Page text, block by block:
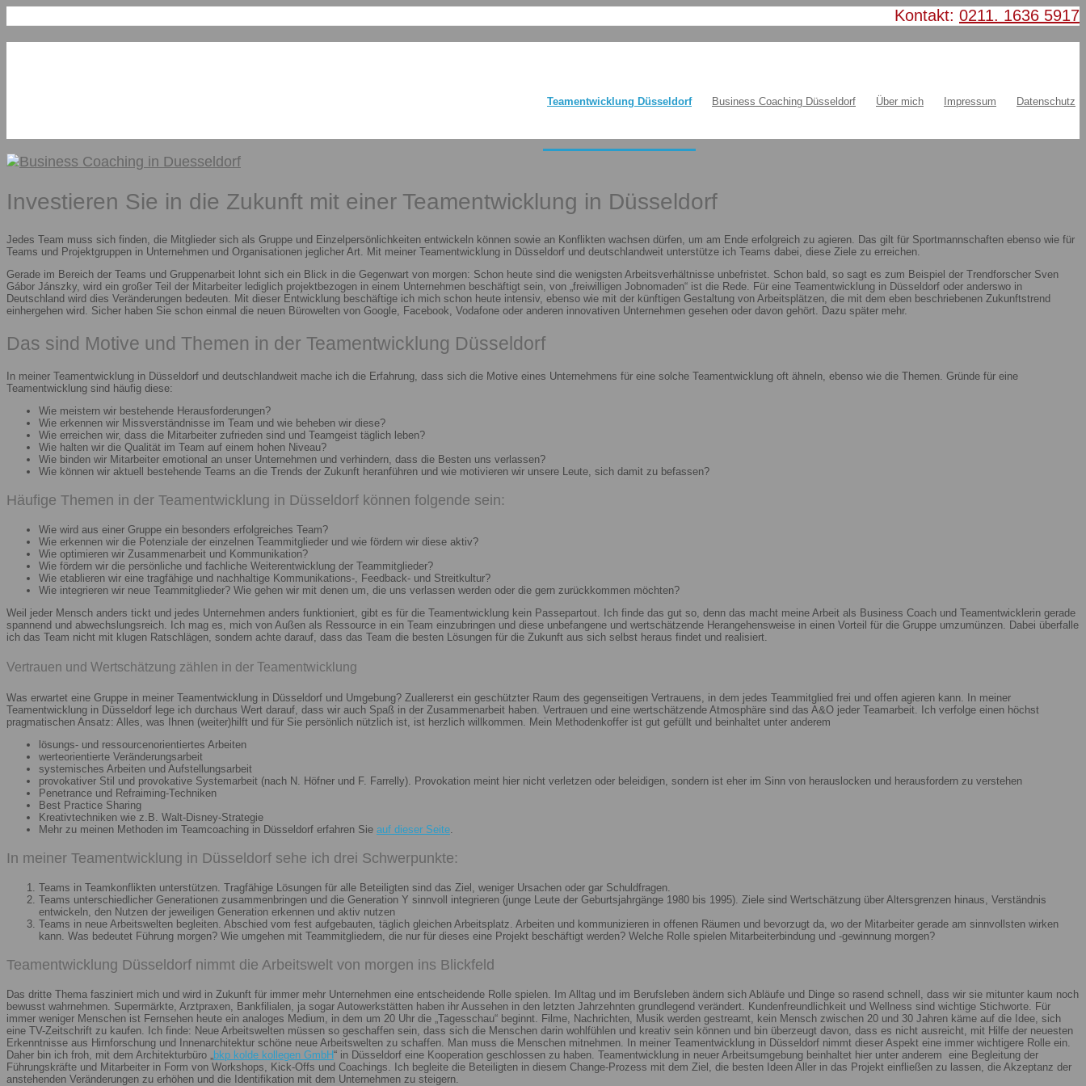
Kontakt: 0211. 1636 5917
Teamentwicklung Düsseldorf Business Coaching Düsseldorf Über mich Impressum Datenschutz
Investieren Sie in die Zukunft mit einer Teamentwicklung in Düsseldorf
Jedes Team muss sich finden, die Mitglieder sich als Gruppe und Einzelpersönlichkeiten entwickeln können sowie an Konflikten wachsen dürfen, um am Ende erfolgreich zu agieren. Das gilt für Sportmannschaften ebenso wie für
Teams und Projektgruppen in Unternehmen und Organisationen jeglicher Art. Mit meiner Teamentwicklung in Düsseldorf und deutschlandweit unterstütze ich Teams dabei, diese Ziele zu erreichen.
Gerade im Bereich der Teams und Gruppenarbeit lohnt sich ein Blick in die Gegenwart von morgen: Schon heute sind die wenigsten Arbeitsverhältnisse unbefristet. Schon bald, so sagt es zum Beispiel der Trendforscher Sven
Gábor Jánszky, wird ein großer Teil der Mitarbeiter lediglich projektbezogen in einem Unternehmen beschäftigt sein, von „freiwilligen Jobnomaden“ ist die Rede. Für eine Teamentwicklung in Düsseldorf oder anderswo in
Deutschland wird dies Veränderungen bedeuten. Mit dieser Entwicklung beschäftige ich mich schon heute intensiv, ebenso wie mit der künftigen Gestaltung von Arbeitsplätzen, die mit dem eben beschriebenen Zukunftstrend
einhergehen wird. Sicher haben Sie schon einmal die neuen Bürowelten von Google, Facebook, Vodafone oder anderen innovativen Unternehmen gesehen oder davon gehört. Dazu später mehr.
Das sind Motive und Themen in der Teamentwicklung Düsseldorf
In meiner Teamentwicklung in Düsseldorf und deutschlandweit mache ich die Erfahrung, dass sich die Motive eines Unternehmens für eine solche Teamentwicklung oft ähneln, ebenso wie die Themen. Gründe für eine
Teamentwicklung sind häufig diese:
Wie meistern wir bestehende Herausforderungen?
Wie erkennen wir Missverständnisse im Team und wie beheben wir diese?
Wie erreichen wir, dass die Mitarbeiter zufrieden sind und Teamgeist täglich leben?
Wie halten wir die Qualität im Team auf einem hohen Niveau?
Wie binden wir Mitarbeiter emotional an unser Unternehmen und verhindern, dass die Besten uns verlassen?
Wie können wir aktuell bestehende Teams an die Trends der Zukunft heranführen und wie motivieren wir unsere Leute, sich damit zu befassen?
Häufige Themen in der Teamentwicklung in Düsseldorf können folgende sein:
Wie wird aus einer Gruppe ein besonders erfolgreiches Team?
Wie erkennen wir die Potenziale der einzelnen Teammitglieder und wie fördern wir diese aktiv?
Wie optimieren wir Zusammenarbeit und Kommunikation?
Wie fördern wir die persönliche und fachliche Weiterentwicklung der Teammitglieder?
Wie etablieren wir eine tragfähige und nachhaltige Kommunikations-, Feedback- und Streitkultur?
Wie integrieren wir neue Teammitglieder? Wie gehen wir mit denen um, die uns verlassen werden oder die gern zurückkommen möchten?
Weil jeder Mensch anders tickt und jedes Unternehmen anders funktioniert, gibt es für die Teamentwicklung kein Passepartout. Ich finde das gut so, denn das macht meine Arbeit als Business Coach und Teamentwicklerin gerade
spannend und abwechslungsreich. Ich mag es, mich von Außen als Ressource in ein Team einzubringen und diese unbefangene und wertschätzende Herangehensweise in einen Vorteil für die Gruppe umzumünzen. Dabei überfalle
ich das Team nicht mit klugen Ratschlägen, sondern achte darauf, dass das Team die besten Lösungen für die Zukunft aus sich selbst heraus findet und realisiert.
Vertrauen und Wertschätzung zählen in der Teamentwicklung
Was erwartet eine Gruppe in meiner Teamentwicklung in Düsseldorf und Umgebung? Zuallererst ein geschützter Raum des gegenseitigen Vertrauens, in dem jedes Teammitglied frei und offen agieren kann. In meiner
Teamentwicklung in Düsseldorf lege ich durchaus Wert darauf, dass wir auch Spaß in der Zusammenarbeit haben. Vertrauen und eine wertschätzende Atmosphäre sind das A&O jeder Teamarbeit. Ich verfolge einen höchst
pragmatischen Ansatz: Alles, was Ihnen (weiter)hilft und für Sie persönlich nützlich ist, ist herzlich willkommen. Mein Methodenkoffer ist gut gefüllt und beinhaltet unter anderem
lösungs- und ressourcenorientiertes Arbeiten
werteorientierte Veränderungsarbeit
systemisches Arbeiten und Aufstellungsarbeit
provokativer Stil und provokative Systemarbeit (nach N. Höfner und F. Farrelly). Provokation meint hier nicht verletzen oder beleidigen, sondern ist eher im Sinn von herauslocken und herausfordern zu verstehen
Penetrance und Refraiming-Techniken
Best Practice Sharing
Kreativtechniken wie z.B. Walt-Disney-Strategie
Mehr zu meinen Methoden im Teamcoaching in Düsseldorf erfahren Sie auf dieser Seite.
In meiner Teamentwicklung in Düsseldorf sehe ich drei Schwerpunkte:
Teams in Teamkonflikten unterstützen. Tragfähige Lösungen für alle Beteiligten sind das Ziel, weniger Ursachen oder gar Schuldfragen.
Teams unterschiedlicher Generationen zusammenbringen und die Generation Y sinnvoll integrieren (junge Leute der Geburtsjahrgänge 1980 bis 1995). Ziele sind Wertschätzung über Altersgrenzen hinaus, Verständnis
entwickeln, den Nutzen der jeweiligen Generation erkennen und aktiv nutzen
Teams in neue Arbeitswelten begleiten. Abschied vom fest aufgebauten, täglich gleichen Arbeitsplatz. Arbeiten und kommunizieren in offenen Räumen und bevorzugt da, wo der Mitarbeiter gerade am sinnvollsten wirken
kann. Was bedeutet Führung morgen? Wie umgehen mit Teammitgliedern, die nur für dieses eine Projekt beschäftigt werden? Welche Rolle spielen Mitarbeiterbindung und -gewinnung morgen?
Teamentwicklung Düsseldorf nimmt die Arbeitswelt von morgen ins Blickfeld
Das dritte Thema fasziniert mich und wird in Zukunft für immer mehr Unternehmen eine entscheidende Rolle spielen. Im Alltag und im Berufsleben ändern sich Abläufe und Dinge so rasend schnell, dass wir sie mitunter kaum noch
bewusst wahrnehmen. Supermärkte, Arztpraxen, Bankfilialen, ja sogar Autowerkstätten haben ihr Aussehen in den letzten Jahrzehnten grundlegend verändert. Kundenfreundlichkeit und Wellness sind wichtige Stichworte. Für
immer weniger Menschen ist Fernsehen heute ein analoges Medium, in dem um 20 Uhr die „Tagesschau“ beginnt. Filme, Nachrichten, Musik werden gestreamt, kein Mensch zwischen 20 und 30 Jahren käme auf die Idee, sich
eine TV-Zeitschrift zu kaufen. Ich finde: Neue Arbeitswelten müssen so geschaffen sein, dass sich die Menschen darin wohlfühlen und kreativ sein können und bin überzeugt davon, dass es nicht ausreicht, mit Hilfe der neuesten
Erkenntnisse aus Hirnforschung und Innenarchitektur schöne neue Arbeitswelten zu schaffen. Man muss die Menschen mitnehmen. In meiner Teamentwicklung in Düsseldorf nimmt dieser Aspekt eine immer wichtigere Rolle ein.
Daher bin ich froh, mit dem Architekturbüro „bkp kolde kollegen GmbH“ in Düsseldorf eine Kooperation geschlossen zu haben. Teamentwicklung in neuer Arbeitsumgebung beinhaltet hier unter anderem eine Begleitung der
Führungskräfte und Mitarbeiter in Form von Workshops, Kick-Offs und Coachings. Ich begleite die Beteiligten in diesem Change-Prozess mit dem Ziel, die besten Ideen Aller in das Projekt einfließen zu lassen, die Akzeptanz der
anstehenden Veränderungen zu erhöhen und die Identifikation mit dem Unternehmen zu steigern.